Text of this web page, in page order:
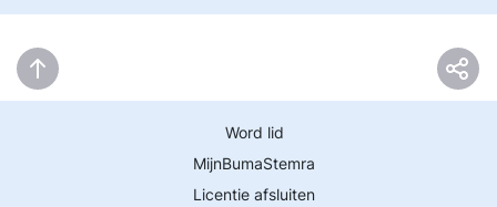
Word lid
MijnBumaStemra
Licentie afsluiten